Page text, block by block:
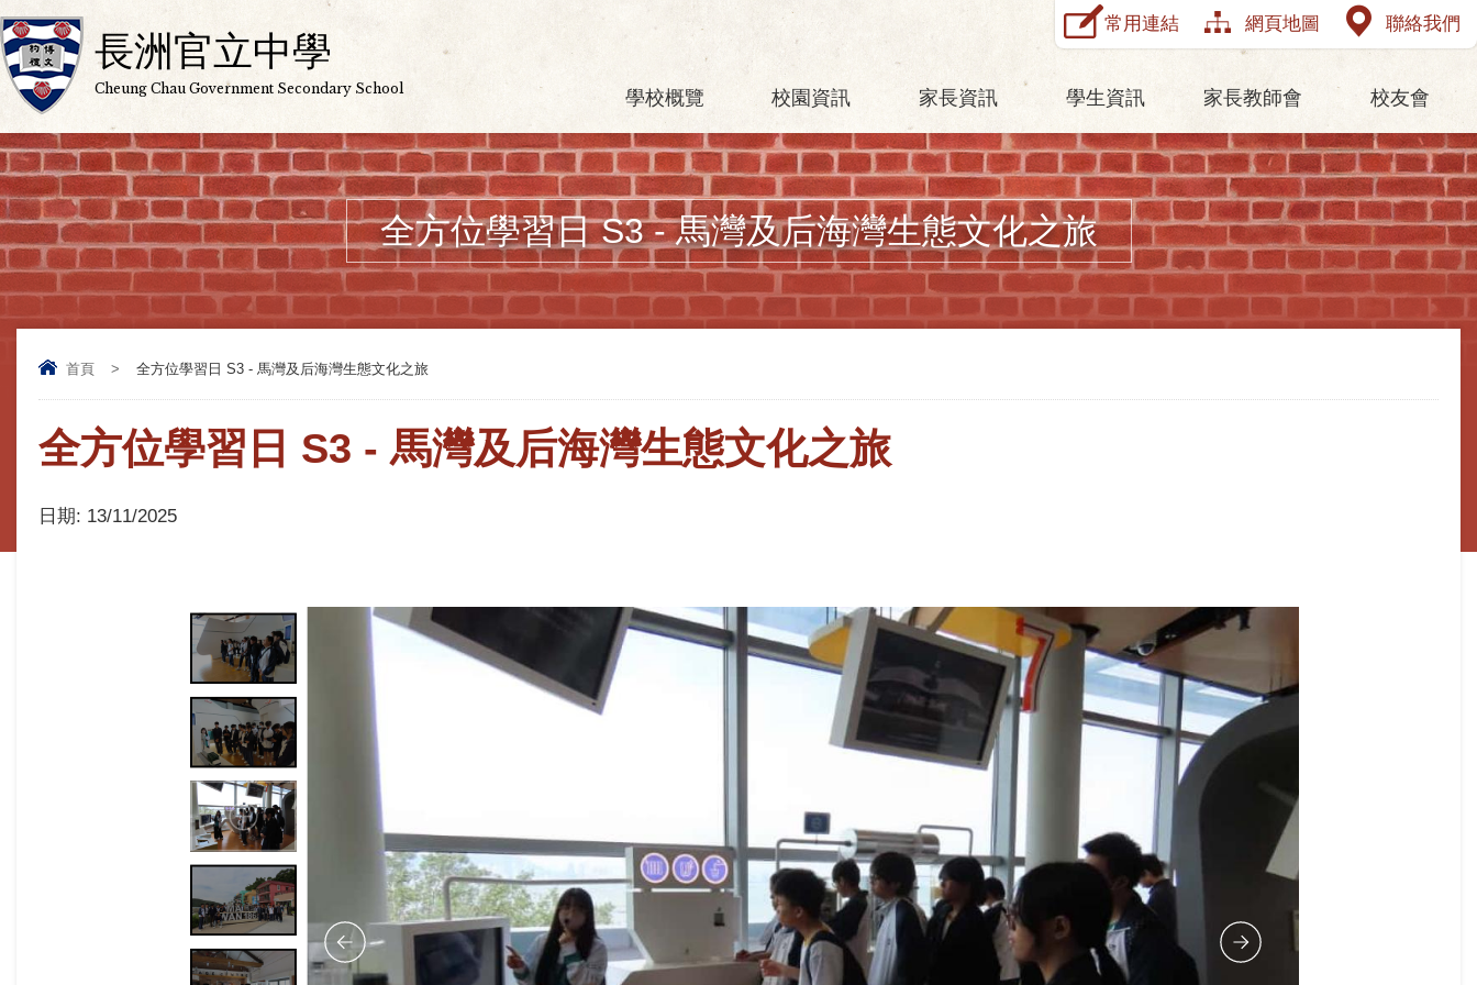
長洲官立中學
Cheung Chau Government Secondary School
常用連結 網頁地圖 聯絡我們
學校概覽 校園資訊 家長資訊 學生資訊 家長教師會 校友會
全方位學習日 S3 - 馬灣及后海灣生態文化之旅
首頁 > 全方位學習日 S3 - 馬灣及后海灣生態文化之旅
全方位學習日 S3 - 馬灣及后海灣生態文化之旅
日期: 13/11/2025